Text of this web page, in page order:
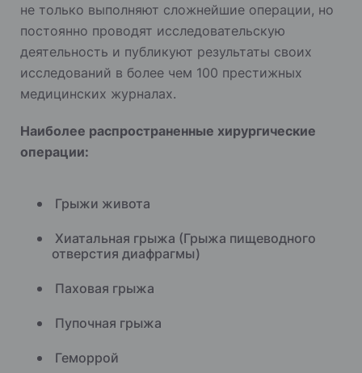
не только выполняют сложнейшие операции, но
постоянно проводят исследовательскую
деятельность и публикуют результаты своих
исследований в более чем 100 престижных
медицинских журналах.
Наиболее распространенные хирургические
операции:
Грыжи живота
Хиатальная грыжа (Грыжа пищеводного
отверстия диафрагмы)
Паховая грыжа
Пупочная грыжа
Геморрой